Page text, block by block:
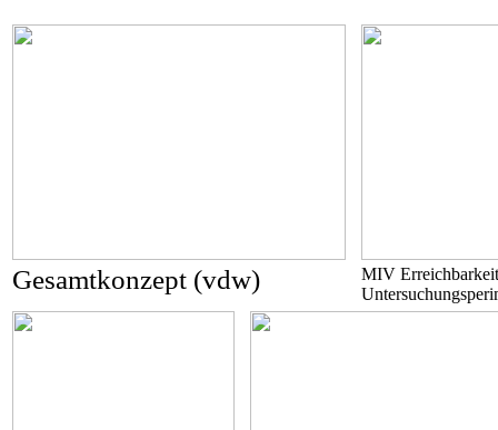
Gesamtkonzept (vdw)
MIV